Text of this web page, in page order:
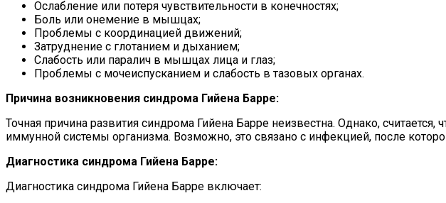
Ослабление или потеря чувствительности в конечностях;
Боль или онемение в мышцах;
Проблемы с координацией движений;
Затруднение с глотанием и дыханием;
Слабость или паралич в мышцах лица и глаз;
Проблемы с мочеиспусканием и слабость в тазовых органах.
Причина возникновения синдрома Гийена Барре:
Точная причина развития синдрома Гийена Барре неизвестна. Однако,
иммунной системы организма. Возможно, это связано с инфекцией, после
Диагностика синдрома Гийена Барре:
Диагностика синдрома Гийена Барре включает: